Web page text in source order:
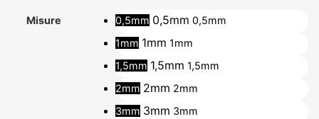
Misure 0,5mm 0,5mm 0,5mm
1mm 1mm 1mm
1,5mm 1,5mm 1,5mm
2mm 2mm 2mm
3mm 3mm 3mm